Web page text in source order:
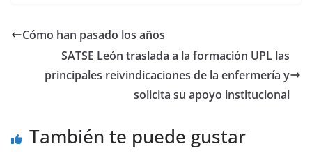
Cómo han pasado los años
SATSE León traslada a la formación UPL las
principales reivindicaciones de la enfermería y
solicita su apoyo institucional
También te puede gustar